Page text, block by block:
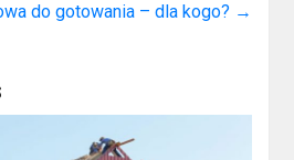
do gotowania – dla kogo? →